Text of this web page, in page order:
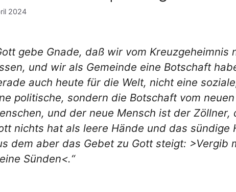
2024
gebe Gnade, daß wir vom Kreuzgeheimnis
und wir als Gemeinde eine Botschaft
auch heute für die Welt, nicht eine
politische, sondern die Botschaft vom neuen
und der neue Mensch ist der Zöllner,
nichts hat als leere Hände und das sündige
dem aber das Gebet zu Gott steigt: >Vergib
Sünden<.“